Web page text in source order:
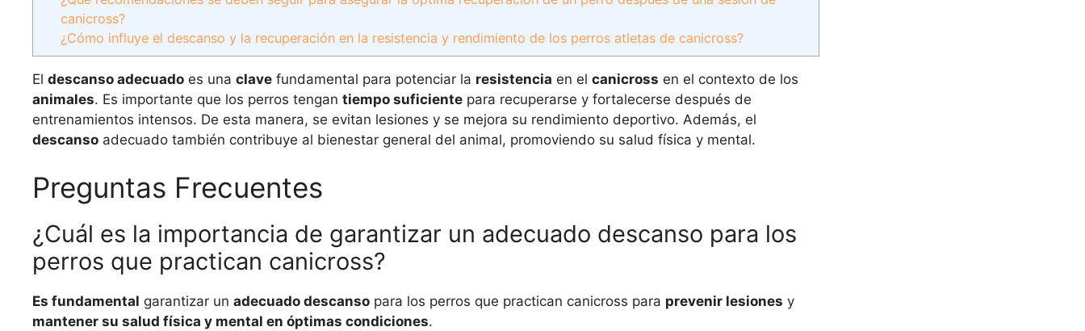
canicross?
¿Cómo influye el descanso y la recuperación en la resistencia y rendimiento de los perros atletas de canicross?
El descanso adecuado es una clave fundamental para potenciar la resistencia en el canicross en el contexto de los
animales. Es importante que los perros tengan tiempo suficiente para recuperarse y fortalecerse después de
entrenamientos intensos. De esta manera, se evitan lesiones y se mejora su rendimiento deportivo. Además, el
descanso adecuado también contribuye al bienestar general del animal, promoviendo su salud física y mental.
Preguntas Frecuentes
¿Cuál es la importancia de garantizar un adecuado descanso para los
perros que practican canicross?
Es fundamental garantizar un adecuado descanso para los perros que practican canicross para prevenir lesiones y
mantener su salud física y mental en óptimas condiciones.